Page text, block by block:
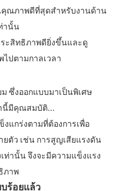
ณภาพดีที่สุดสำหรับงานด้าน
านั้น
ประสิทธิภาพดียิ่งขึ้นและดู
ไปตามกาลเวลา
ม ซึ่งออกแบบมาเป็นพิเศษ
นี้มีคุณสมบัติ...
แกร่งตามที่ต้องการเพื่อ
ตัว เช่น การสูญเสียแรงดัน
ท่านั้น จึงจะมีความแข็งแรง
ภาพ
บร้อยแล้ว